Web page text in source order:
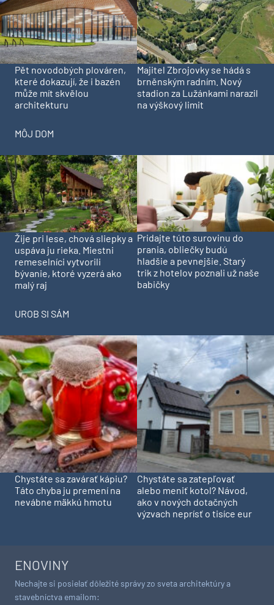
Pět novodobých plováren,
které dokazují, že i bazén
může mít skvělou
architekturu
Majitel Zbrojovky se hádá s
brněnským radním. Nový
stadion za Lužánkami narazil
na výškový limit
MÔJ DOM
Žije pri lese, chová sliepky a
uspáva ju rieka. Miestni
remeselníci vytvorili
bývanie, ktoré vyzerá ako
malý raj
Pridajte túto surovinu do
prania, obliečky budú
hladšie a pevnejšie. Starý
trik z hotelov poznali už naše
babičky
UROB SI SÁM
Chystáte sa zavárať kápiu?
Táto chyba ju premení na
nevábne mäkkú hmotu
Chystáte sa zatepľovať
alebo meniť kotol? Návod,
ako v nových dotačných
výzvach neprísť o tisíce eur
ENOVINY
Nechajte si posielať dôležité správy zo sveta architektúry a
stavebníctva emailom: